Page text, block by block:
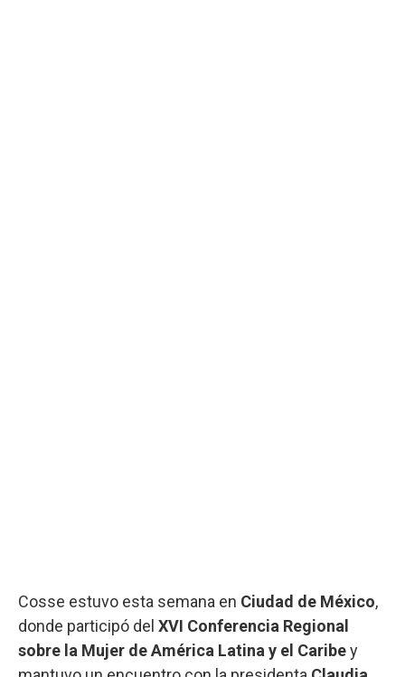
Cosse estuvo esta semana en Ciudad de México,
donde participó del XVI Conferencia Regional
sobre la Mujer de América Latina y el Caribey